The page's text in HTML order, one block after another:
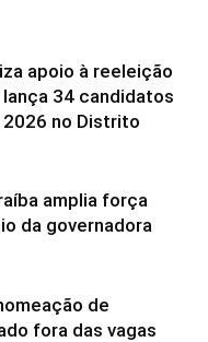
apoio à reeleição
lança 34 candidatos
no Distrito
amplia força
da governadora
de
fora das vagas